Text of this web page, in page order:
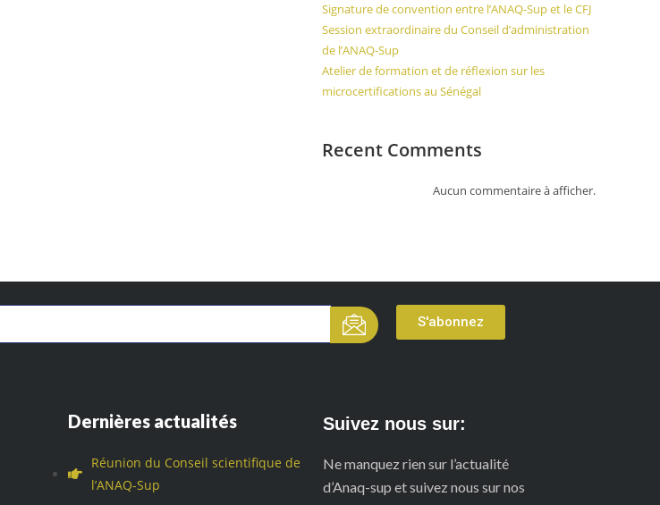
Signature de convention entre l’ANAQ-Sup et le CFJ
Session extraordinaire du Conseil d’administration
de l’ANAQ-Sup
Atelier de formation et de réflexion sur les
microcertifications au Sénégal
Recent Comments
Aucun commentaire à afficher.
S'abonnez
Dernières actualités
Réunion du Conseil scientifique de
l’ANAQ-Sup
Suivez nous sur:
Ne manquez rien sur l’actualité
d’Anaq-sup et suivez nous sur nos